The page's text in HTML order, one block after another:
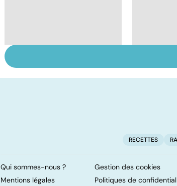
pour ne pas ajouter
Tout
RECETTES
Qui sommes-nous ?
Gestion des cookies
Mentions légales
Politiques de